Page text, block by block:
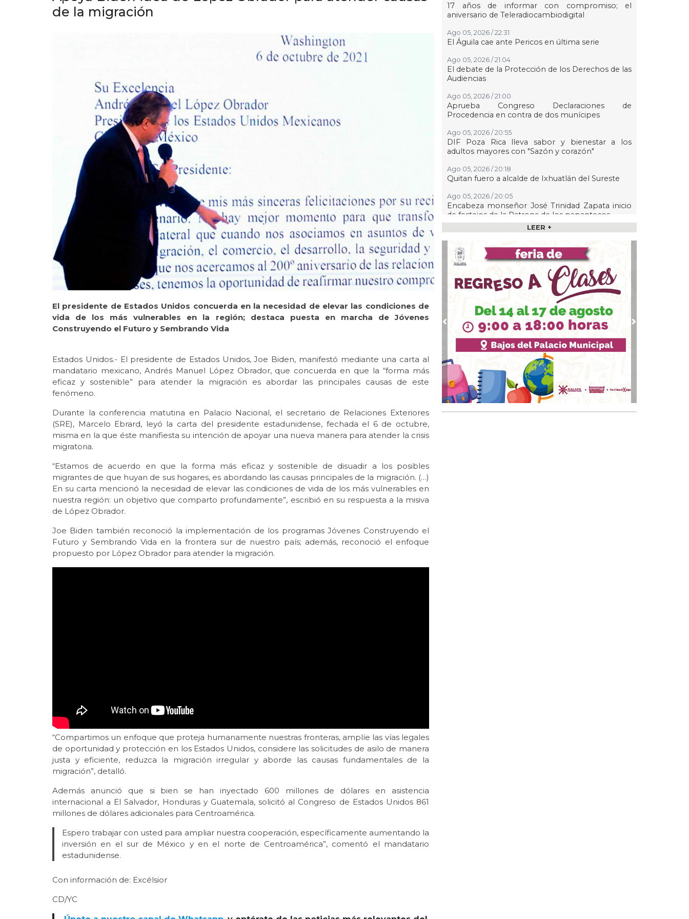
de la migración
El presidente de Estados Unidos concuerda en la necesidad de elevar las condiciones de
vida de los más vulnerables en la región; destaca puesta en marcha de Jóvenes
Construyendo el Futuro y Sembrando Vida
Estados Unidos.- El presidente de Estados Unidos, Joe Biden, manifestó mediante una carta al
mandatario mexicano, Andrés Manuel López Obrador, que concuerda en que la “forma más
eficaz y sostenible” para atender la migración es abordar las principales causas de este
fenómeno.
Durante la conferencia matutina en Palacio Nacional, el secretario de Relaciones Exteriores
(SRE), Marcelo Ebrard, leyó la carta del presidente estadunidense, fechada el 6 de octubre,
misma en la que éste manifiesta su intención de apoyar una nueva manera para atender la crisis
migratoria.
“Estamos de acuerdo en que la forma más eficaz y sostenible de disuadir a los posibles
migrantes de que huyan de sus hogares, es abordando las causas principales de la migración. (…)
En su carta mencionó la necesidad de elevar las condiciones de vida de los más vulnerables en
nuestra región: un objetivo que comparto profundamente”, escribió en su respuesta a la misiva
de López Obrador.
Joe Biden también reconoció la implementación de los programas Jóvenes Construyendo el
Futuro y Sembrando Vida en la frontera sur de nuestro país; además, reconoció el enfoque
propuesto por López Obrador para atender la migración.
“Compartimos un enfoque que proteja humanamente nuestras fronteras, amplíe las vías legales
de oportunidad y protección en los Estados Unidos, considere las solicitudes de asilo de manera
justa y eficiente, reduzca la migración irregular y aborde las causas fundamentales de la
migración”, detalló.
Además anunció que si bien se han inyectado 600 millones de dólares en asistencia
internacional a El Salvador, Honduras y Guatemala, solicitó al Congreso de Estados Unidos 861
millones de dólares adicionales para Centroamérica.
Espero trabajar con usted para ampliar nuestra cooperación, específicamente aumentando la
inversión en el sur de México y en el norte de Centroamérica”, comentó el mandatario
estadunidense.
Con información de: Excélsior
CD/YC
17 años de informar con compromiso; el
aniversario de Teleradiocambiodigital
Ago 05, 2026 / 22:31
El Águila cae ante Pericos en última serie
Ago 05, 2026 / 21:04
El debate de la Protección de los Derechos de las
Audiencias
Ago 05, 2026 / 21:00
Aprueba Congreso Declaraciones de
Procedencia en contra de dos munícipes
Ago 05, 2026 / 20:55
DIF Poza Rica lleva sabor y bienestar a los
adultos mayores con "Sazón y corazón"
Ago 05, 2026 / 20:18
Quitan fuero a alcalde de Ixhuatlán del Sureste
Ago 05, 2026 / 20:05
Encabeza monseñor José Trinidad Zapata inicio
de festejos de la Patrona de los papantecos
Ago 05, 2026 / 19:46
Entrega DIF Municipal de Veracruz cerca de 100
credenciales de discapacidad
En Rincón de la Marquesa hubo retiro de árboles
por representar riesgos; no es tala ilegal
Ago 05, 2026 / 18:42
Alcalde de Úrsulo Galván, Veracruz es desaforado
Ago 05, 2026 / 18:17
Alcalde de Úrsulo Galván abandona el Congreso
previo a la votación de su desafuero
Ago 05, 2026 / 18:00
Más boqueños se afilian al Centro Médico Santa
Ana
LEER +
Previous Next